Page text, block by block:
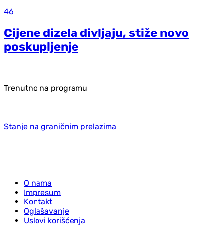
46
Cijene dizela divljaju, stiže novo
poskupljenje
Trenutno na programu
Stanje na graničnim prelazima
O nama
Impresum
Kontakt
Oglašavanje
Uslovi korišćenja